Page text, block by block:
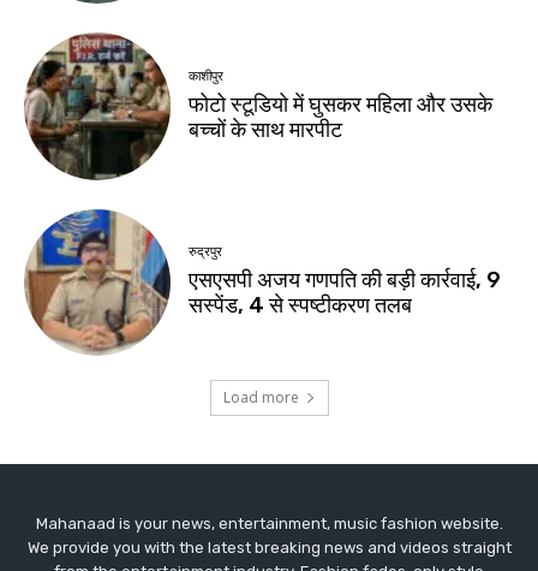
Mahanaad is your news, entertainment, music fashion website.
We provide you with the latest breaking news and videos straight